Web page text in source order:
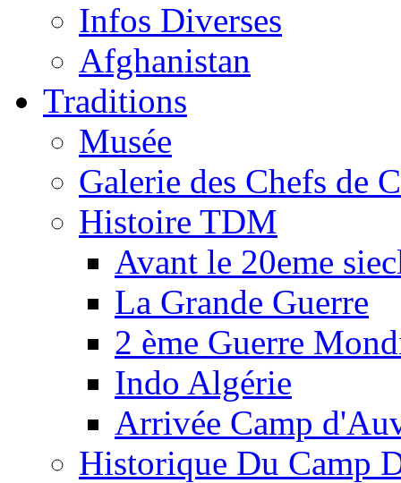
Infos Diverses
Afghanistan
Traditions
Musée
Galerie des Chefs de
Histoire TDM
Avant le 20eme
La Grande Guerre
2 ème Guerre
Indo Algérie
Arrivée Camp
Historique Du Camp